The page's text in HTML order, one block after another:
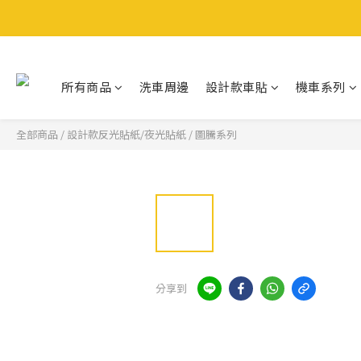
所有商品 洗車周邊 設計款車貼 機車系列
全部商品 / 設計款反光貼紙/夜光貼紙 / 圖騰系列
分享到